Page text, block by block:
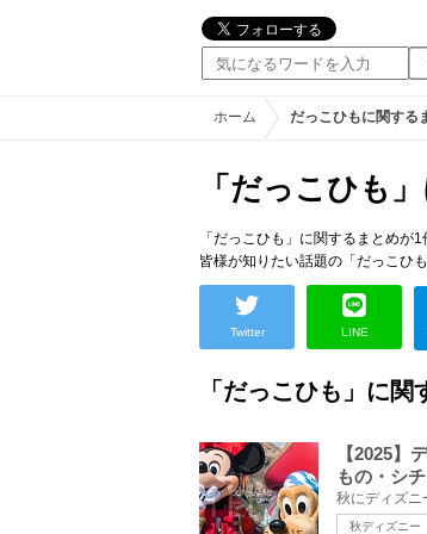
ホーム だっこひもに関する
「だっこひも
「だっこひも」に関するまとめが1
皆様が知りたい話題の「だっこひ
Twitter LINE
「だっこひも」に関
【2025】
もの・シ
秋ディズニー